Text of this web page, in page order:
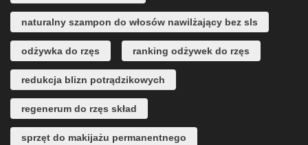
naturalny szampon do włosów nawilżający bez sls
odżywka do rzęs ranking odżywek do rzęs
redukcja blizn potrądzikowych
regenerum do rzęs skład
sprzęt do makijażu permanentnego